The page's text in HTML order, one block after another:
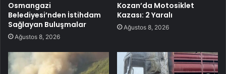
Osmangazi
Belediyesi’nden İstihdam
Sağlayan Buluşmalar
Ağustos 8, 2026
Kozan’da Motosiklet
Kazası: 2 Yaralı
Ağustos 8, 2026